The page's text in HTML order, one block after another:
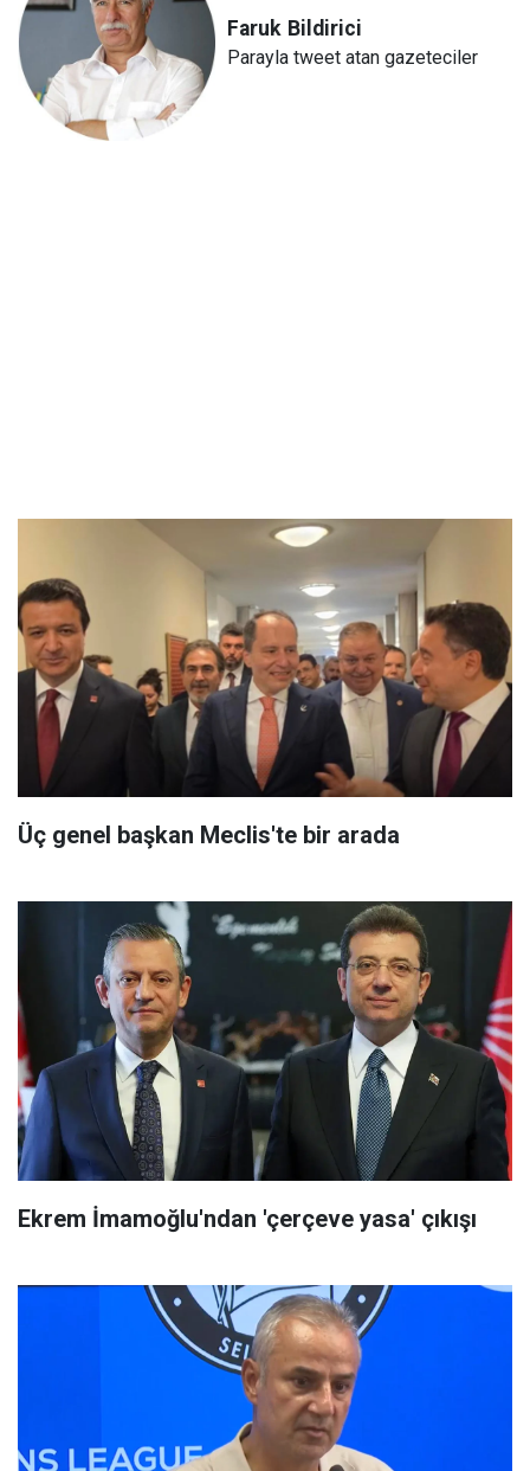
Faruk Bildirici
Parayla tweet atan gazeteciler
Üç genel başkan Meclis'te bir arada
Ekrem İmamoğlu'ndan 'çerçeve yasa' çıkışı